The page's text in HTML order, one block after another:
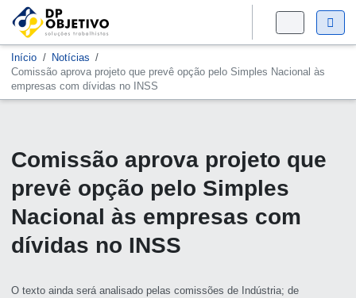
Início
Notícias
Comissão aprova projeto que prevê opção pelo Simples Nacional às
empresas com dívidas no INSS
Comissão aprova projeto que
prevê opção pelo Simples
Nacional às empresas com
dívidas no INSS
O texto ainda será analisado pelas comissões de Indústria; de